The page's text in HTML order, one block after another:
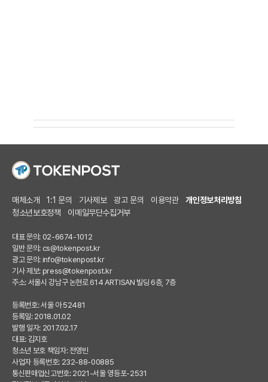
매체소개 1:1 문의 기사제보 광고 문의 이용약관
개인정보처리방침
청소년보호정책
이메일무단수집거부
대표 문의: 02-6674-1012
일반 문의: cs@tokenpost.kr
광고 문의: info@tokenpost.kr
기사 제보: press@tokenpost.kr
주소: 서울시 강남구 논현로 614 ARTISAN 빌딩 6층, 7층
등록번호: 서울 아 52481
등록일: 2018.01.02
발행 일자: 2017.02.17
대표: 김지호
청소년 보호 책임자: 전영빈
사업자 등록번호: 232-88-00885
통신판매업신고번호: 2021-서울 영등포-2531